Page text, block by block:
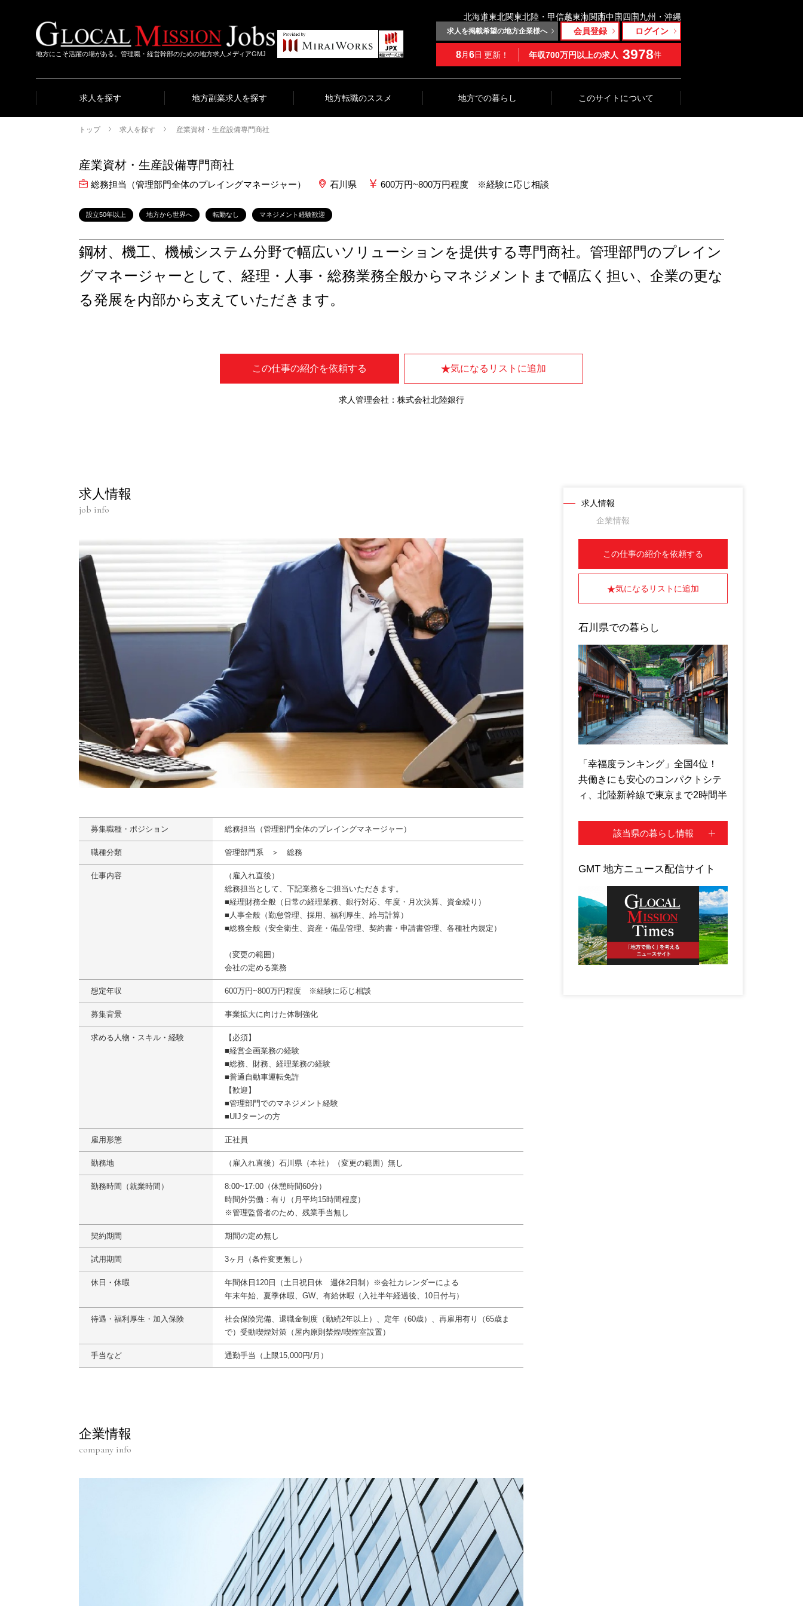
地方にこそ活躍の場がある。管理職・経営幹部のための地方求人メディアGMJ
北海道東北関東北陸・甲信越東海関西中国四国九州・沖縄
求人を掲載希望の地方企業様へ 会員登録 ログイン
8月 6日 更新！ 年収700万円以上の求人 3978件
求人を探す 地方副業求人を探す 地方転職のススメ 地方での暮らし このサイトについて
トップ 求人を探す 産業資材・生産設備専門商社
産業資材・生産設備専門商社
総務担当（管理部門全体のプレイングマネージャー） 石川県 600万円~800万円程度 ※経験に応じ相談
設立50年以上 地方から世界へ 転勤なし マネジメント経験歓迎
鋼材、機工、機械システム分野で幅広いソリューションを提供する専門商社。管理部門のプレイン
グマネージャーとして、経理・人事・総務業務全般からマネジメントまで幅広く担い、企業の更な
る発展を内部から支えていただきます。
この仕事の紹介を依頼する 気になるリストに追加
求人管理会社：株式会社北陸銀行
求人情報
job info
募集職種・ポジション 総務担当（管理部門全体のプレイングマネージャー）
職種分類 管理部門系 ＞ 総務
仕事内容
（雇入れ直後）
総務担当として、下記業務をご担当いただきます。
■経理財務全般（日常の経理業務、銀行対応、年度・月次決算、資金繰り）
■人事全般（勤怠管理、採用、福利厚生、給与計算）
■総務全般（安全衛生、資産・備品管理、契約書・申請書管理、各種社内規定）
（変更の範囲）
会社の定める業務
想定年収 600万円~800万円程度 ※経験に応じ相談
募集背景 事業拡大に向けた体制強化
求める人物・スキル・経験
【必須】
■経営企画業務の経験
■総務、財務、経理業務の経験
■普通自動車運転免許
【歓迎】
■管理部門でのマネジメント経験
■UIJターンの方
雇用形態 正社員
勤務地 （雇入れ直後）石川県（本社）（変更の範囲）無し
勤務時間（就業時間）
8:00~17:00（休憩時間60分）
時間外労働：有り（月平均15時間程度）
※管理監督者のため、残業手当無し
契約期間 期間の定め無し
試用期間 3ヶ月（条件変更無し）
休日・休暇
年間休日120日（土日祝日休 週休2日制）※会社カレンダーによる
年末年始、夏季休暇、GW、有給休暇（入社半年経過後、10日付与）
待遇・福利厚生・加入保険
社会保険完備、退職金制度（勤続2年以上）、定年（60歳）、再雇用有り（65歳ま
で）受動喫煙対策（屋内原則禁煙/喫煙室設置）
手当など 通勤手当（上限15,000円/月）
企業情報
company info
求人情報
企業情報
この仕事の紹介を依頼する
気になるリストに追加
石川県での暮らし
「幸福度ランキング」全国4位！
共働きにも安心のコンパクトシテ
ィ、北陸新幹線で東京まで2時間半
該当県の暮らし情報
GMT 地方ニュース配信サイト